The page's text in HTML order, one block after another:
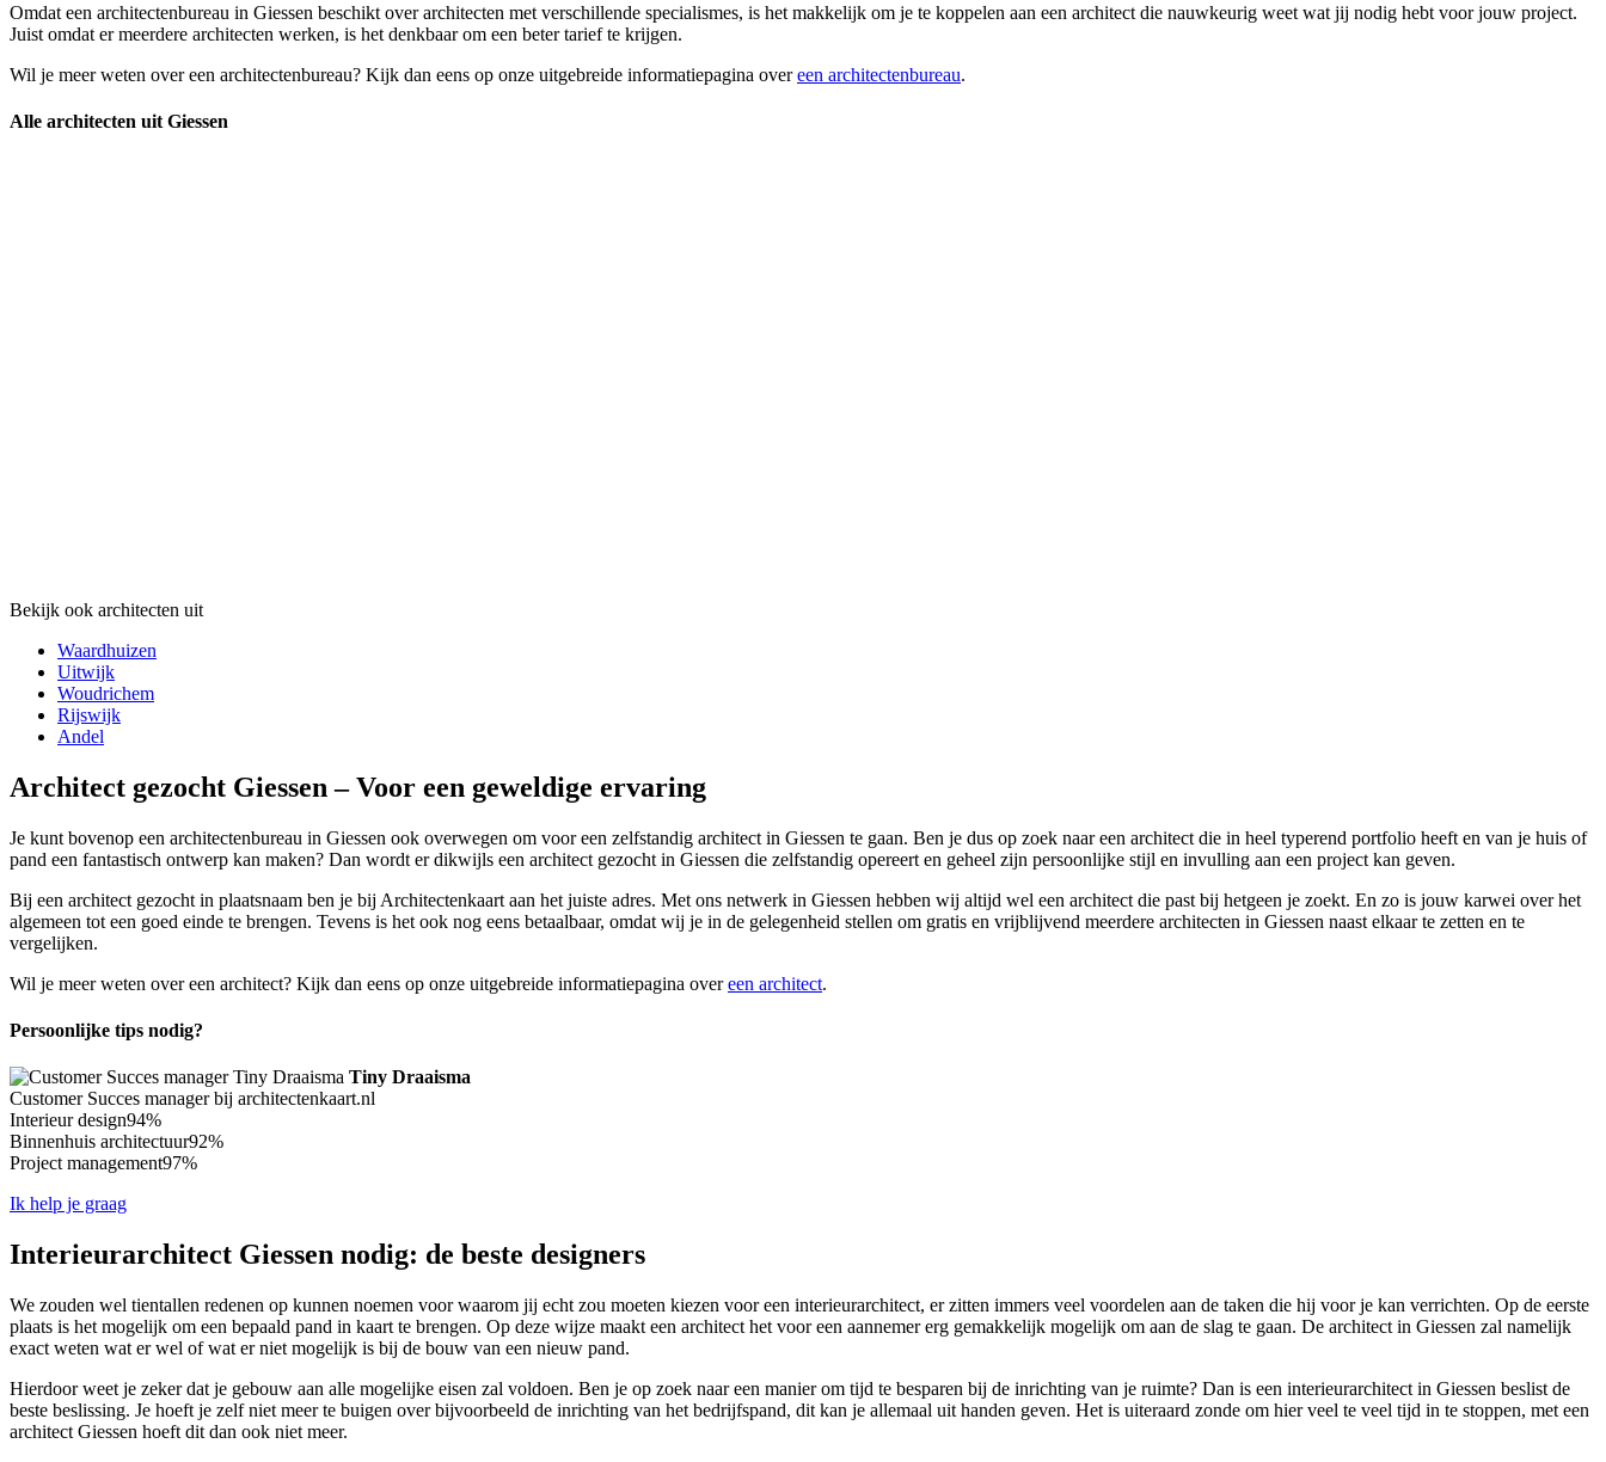
Omdat een architectenbureau in Giessen beschikt over architecten met verschillende specialismes, is het makkelijk om je te koppelen aan een architect die nauwkeurig weet wat jij nodig hebt voor jouw project.
Juist omdat er meerdere architecten werken, is het denkbaar om een beter tarief te krijgen.
Wil je meer weten over een architectenbureau? Kijk dan eens op onze uitgebreide informatiepagina overeen architectenbureau.
Alle architecten uit Giessen
Bekijk ook architecten uit
Waardhuizen
Uitwijk
Woudrichem
Rijswijk
Andel
Architect gezocht Giessen – Voor een geweldige ervaring
Je kunt bovenop een architectenbureau in Giessen ook overwegen om voor een zelfstandig architect in Giessen te gaan. Ben je dus op zoek naar een architect die in heel typerend portfolio heeft en van je huis of
pand een fantastisch ontwerp kan maken? Dan wordt er dikwijls een architect gezocht in Giessen die zelfstandig opereert en geheel zijn persoonlijke stijl en invulling aan een project kan geven.
Bij een architect gezocht in plaatsnaam ben je bij Architectenkaart aan het juiste adres. Met ons netwerk in Giessen hebben wij altijd wel een architect die past bij hetgeen je zoekt. En zo is jouw karwei over het
algemeen tot een goed einde te brengen. Tevens is het ook nog eens betaalbaar, omdat wij je in de gelegenheid stellen om gratis en vrijblijvend meerdere architecten in Giessen naast elkaar te zetten en te
vergelijken.
Wil je meer weten over een architect? Kijk dan eens op onze uitgebreide informatiepagina overeen architect.
Persoonlijke tips nodig?
Tiny Draaisma
Customer Succes manager bij architectenkaart.nl
Interieur design94%
Binnenhuis architectuur92%
Project management97%
Ik help je graag
Interieurarchitect Giessen nodig: de beste designers
We zouden wel tientallen redenen op kunnen noemen voor waarom jij echt zou moeten kiezen voor een interieurarchitect, er zitten immers veel voordelen aan de taken die hij voor je kan verrichten. Op de eerste
plaats is het mogelijk om een bepaald pand in kaart te brengen. Op deze wijze maakt een architect het voor een aannemer erg gemakkelijk mogelijk om aan de slag te gaan. De architect in Giessen zal namelijk
exact weten wat er wel of wat er niet mogelijk is bij de bouw van een nieuw pand.
Hierdoor weet je zeker dat je gebouw aan alle mogelijke eisen zal voldoen. Ben je op zoek naar een manier om tijd te besparen bij de inrichting van je ruimte? Dan is een interieurarchitect in Giessen beslist de
beste beslissing. Je hoeft je zelf niet meer te buigen over bijvoorbeeld de inrichting van het bedrijfspand, dit kan je allemaal uit handen geven. Het is uiteraard zonde om hier veel te veel tijd in te stoppen, met een
architect Giessen hoeft dit dan ook niet meer.